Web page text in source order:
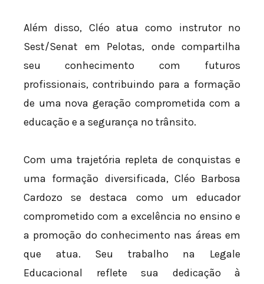
Além disso, Cléo atua como instrutor no
Sest/Senat em Pelotas, onde compartilha
seu conhecimento com futuros
profissionais, contribuindo para a formação
de uma nova geração comprometida com a
educação e a segurança no trânsito.
Com uma trajetória repleta de conquistas e
uma formação diversificada, Cléo Barbosa
Cardozo se destaca como um educador
comprometido com a excelência no ensino e
a promoção do conhecimento nas áreas em
que atua. Seu trabalho na Legale
Educacional reflete sua dedicação à